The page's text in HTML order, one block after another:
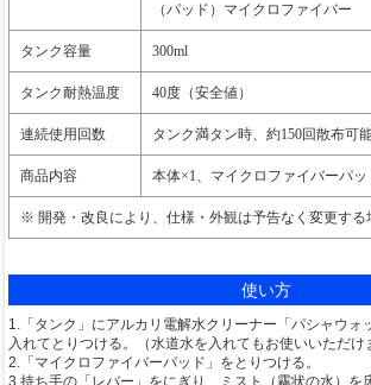
（パッド）マイクロファイバー
タンク容量 300ml
タンク耐熱温度 40度（安全値）
連続使用回数 タンク満タン時、約150回散布可
商品内容 本体×1、マイクロファイバーパ
※ 開発・改良により、仕様・外観は予告なく変更する
使い方
1.「タンク」にアルカリ電解水クリーナー「パシャウォ
入れてとりつける。（水道水を入れてもお使いいただけ
2.「マイクロファイバーパッド」をとりつける。